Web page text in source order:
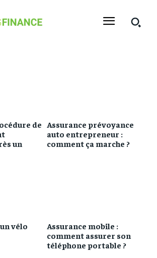
de
un
Assurance prévoyance
auto entrepreneur :
comment ça marche ?
vélo
Assurance mobile :
comment assurer son
téléphone portable ?